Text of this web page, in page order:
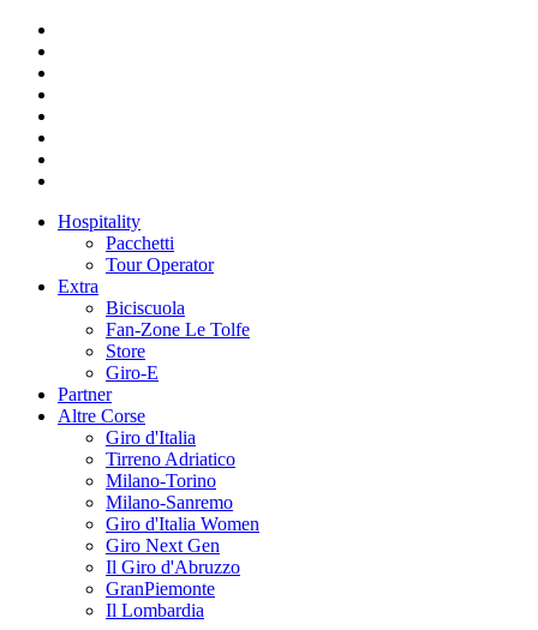
Hospitality
Pacchetti
Tour Operator
Extra
Biciscuola
Fan-Zone Le Tolfe
Store
Giro-E
Partner
Altre Corse
Giro d'Italia
Tirreno Adriatico
Milano-Torino
Milano-Sanremo
Giro d'Italia Women
Giro Next Gen
Il Giro d'Abruzzo
GranPiemonte
Il Lombardia